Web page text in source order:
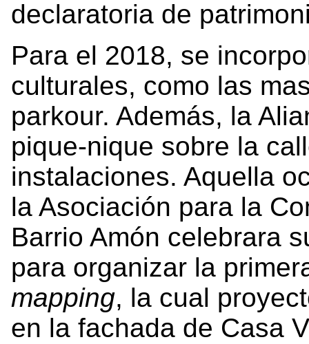
declaratoria de
Para el 2018, se
culturales, como las
parkour. Además, la
pique-nique sobre la
instalaciones. Aquella
la Asociación para la
Barrio Amón celebrara
para organizar la
mapping, la cual
en la fachada de Casa